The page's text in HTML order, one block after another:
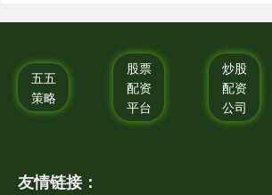
五五
策略
股票
配资
平台
炒股
配资
公司
友情链接：